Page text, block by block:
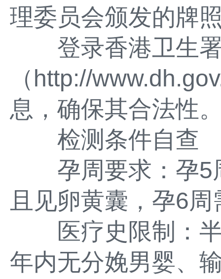
理委员会颁发的牌
登录香港卫生
（http://
息，确保其合法性
检测条件自查
孕周要求：孕5
且见卵黄囊，孕6
医疗史限制：半
年内无分娩男婴、